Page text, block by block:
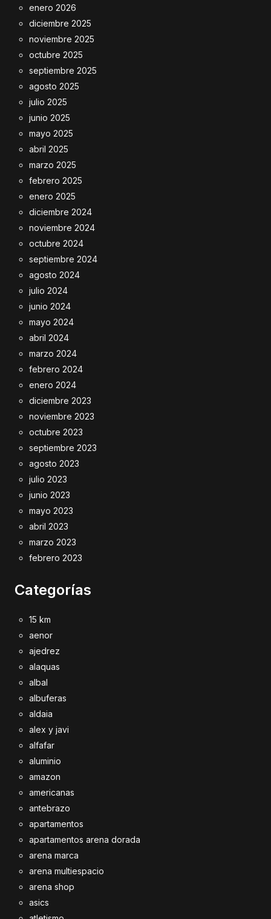
enero 2026
diciembre 2025
noviembre 2025
octubre 2025
septiembre 2025
agosto 2025
julio 2025
junio 2025
mayo 2025
abril 2025
marzo 2025
febrero 2025
enero 2025
diciembre 2024
noviembre 2024
octubre 2024
septiembre 2024
agosto 2024
julio 2024
junio 2024
mayo 2024
abril 2024
marzo 2024
febrero 2024
enero 2024
diciembre 2023
noviembre 2023
octubre 2023
septiembre 2023
agosto 2023
julio 2023
junio 2023
mayo 2023
abril 2023
marzo 2023
febrero 2023
Categorías
15 km
aenor
ajedrez
alaquas
albal
albuferas
aldaia
alex y javi
alfafar
aluminio
amazon
americanas
antebrazo
apartamentos
apartamentos arena dorada
arena marca
arena multiespacio
arena shop
asics